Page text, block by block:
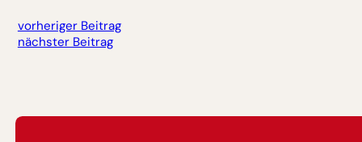
vorheriger Beitrag
nächster Beitrag